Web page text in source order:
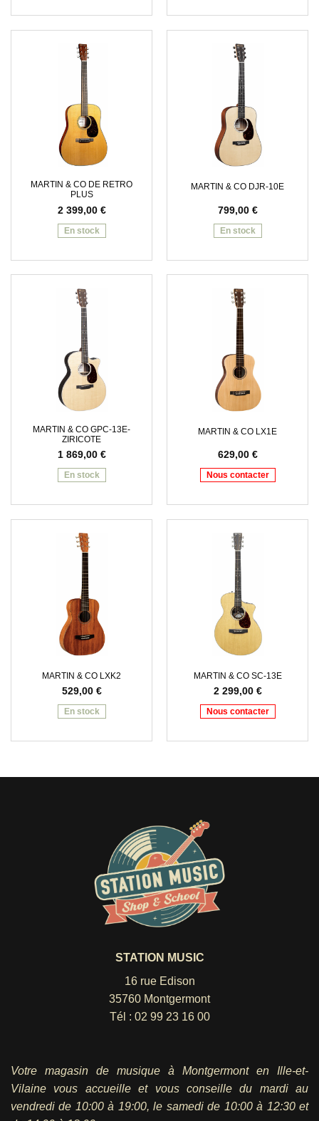
MARTIN & CO DE RETRO
PLUS
2 399,00 €
En stock
MARTIN & CO DJR-10E
799,00 €
En stock
MARTIN & CO GPC-13E-
ZIRICOTE
1 869,00 €
En stock
MARTIN & CO LX1E
629,00 €
Nous contacter
MARTIN & CO LXK2
529,00 €
En stock
MARTIN & CO SC-13E
2 299,00 €
Nous contacter
STATION MUSIC
16 rue Edison
35760 Montgermont
Tél : 02 99 23 16 00
Votre magasin de musique à Montgermont en Ille-et-
Vilaine vous accueille et vous conseille du mardi au
vendredi de 10:00 à 19:00, le samedi de 10:00 à 12:30 et